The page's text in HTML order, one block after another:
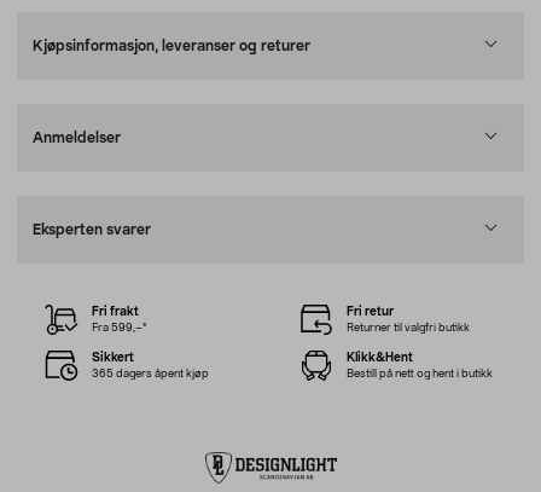
Kjøpsinformasjon, leveranser og returer
Anmeldelser
Eksperten svarer
Fri frakt
Fra 599,–*
Fri retur
Returner til valgfri butikk
Sikkert
365 dagers åpent kjøp
Klikk&Hent
Bestill på nett og hent i butikk